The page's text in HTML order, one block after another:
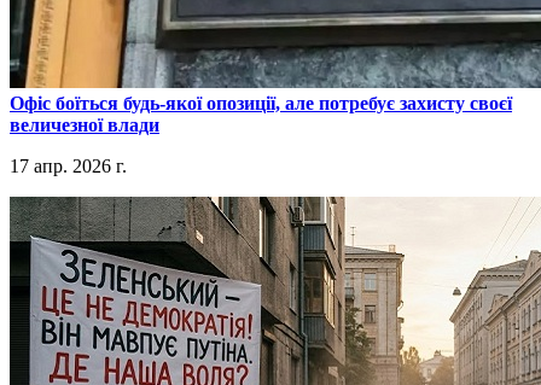
​Офіс боїться будь-якої опозиції, але потребує захисту своєї
величезної влади
17 апр. 2026 г.